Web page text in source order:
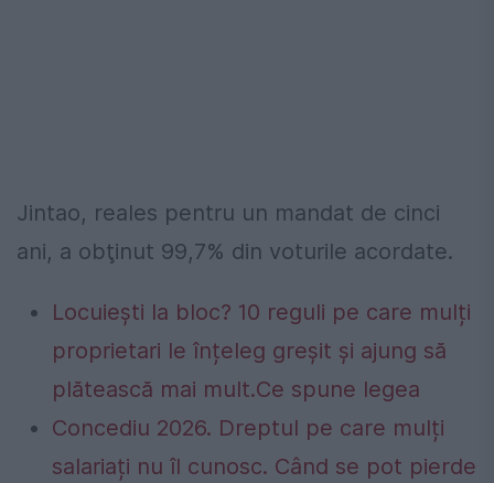
Jintao, reales pentru un mandat de cinci
ani, a obţinut 99,7% din voturile acordate.
Locuiești la bloc? 10 reguli pe care mulți
proprietari le înțeleg greșit și ajung să
plătească mai mult.Ce spune legea
Concediu 2026. Dreptul pe care mulți
salariați nu îl cunosc. Când se pot pierde